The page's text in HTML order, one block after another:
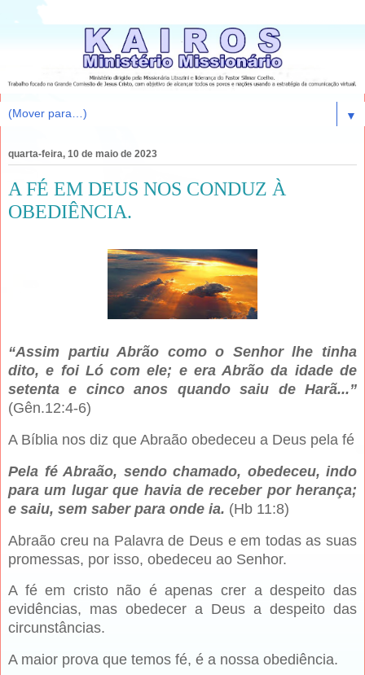
▼
quarta-feira, 10 de maio de 2023
A FÉ EM DEUS NOS CONDUZ À
OBEDIÊNCIA.
“Assim partiu Abrão como o Senhor lhe tinha
dito, e foi Ló com ele; e era Abrão da idade de
setenta e cinco anos quando saiu de Harã...”
(Gên.12:4-6)
A Bíblia nos diz que Abraão obedeceu a Deus pela fé
Pela fé Abraão, sendo chamado, obedeceu, indo
para um lugar que havia de receber por herança;
e saiu, sem saber para onde ia. (Hb 11:8)
Abraão creu na Palavra de Deus e em todas as suas
promessas, por isso, obedeceu ao Senhor.
A fé em cristo não é apenas crer a despeito das
evidências, mas obedecer a Deus a despeito das
circunstâncias.
A maior prova que temos fé, é a nossa obediência.